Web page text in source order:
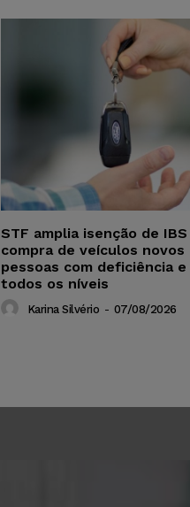
STF amplia isenção de
compra de veículos novos
pessoas com deficiência
todos os níveis
Karina Silvério - 07/08/2026